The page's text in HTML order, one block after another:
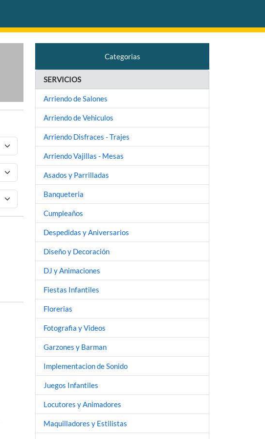
Categorias
SERVICIOS
Arriendo de Salones
Arriendo de Vehiculos
Arriendo Disfraces - Trajes
Arriendo Vajillas - Mesas
Asados y Parrilladas
Banqueteria
Cumpleaños
Despedidas y Aniversarios
Diseño y Decoración
DJ y Animaciones
Fiestas Infantiles
Florerias
Fotografia y Videos
Garzones y Barman
Implementacion de Sonido
Juegos Infantiles
Locutores y Animadores
Maquilladores y Estilistas